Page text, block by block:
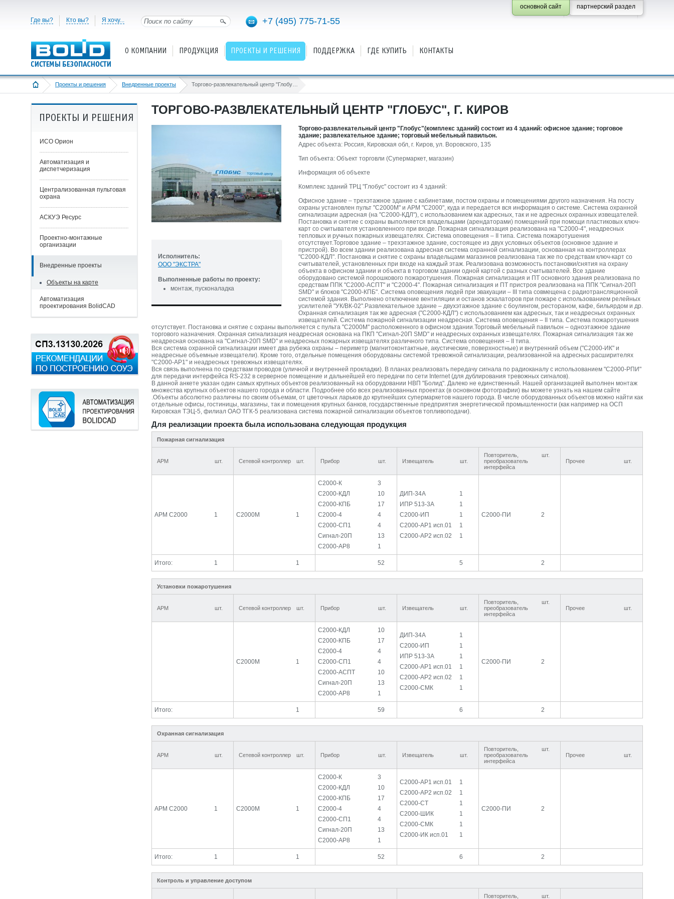
Где вы? Кто вы? Я хочу... +7 (495) 775-71-55
партнерский раздел
основной сайт
О КОМПАНИИ ПРОДУКЦИЯ ПРОЕКТЫ И РЕШЕНИЯ ПОДДЕРЖКА ГДЕ КУПИТЬ КОНТАКТЫ
Проекты и решения Внедренные проекты
ПРОЕКТЫ И РЕШЕНИЯ
ИСО Орион
Автоматизация и
диспетчеризация
Централизованная пультовая
охрана
АСКУЭ Ресурс
Проектно-монтажные
организации
Внедренные проекты
Объекты на карте
Автоматизация
проектирования BolidCAD
ТОРГОВО-РАЗВЛЕКАТЕЛЬНЫЙ ЦЕНТР "ГЛОБУС", Г. КИРОВ
Исполнитель:
ООО "ЭКСТРА"
Выполненные работы по проекту:
монтаж, пусконаладка
Торгово-развлекательный центр "Глобус"(комплекс зданий) состоит из 4 зданий: офисное здание; торговое
здание; развлекательное здание; торговый мебельный павильон.
Адрес объекта: Россия, Кировская обл, г. Киров, ул. Воровского, 135
Тип объекта: Объект торговли (Супермаркет, магазин)
Информация об объекте
Комплекс зданий ТРЦ "Глобус" состоит из 4 зданий:
Офисное здание – трехэтажное здание с кабинетами, постом охраны и помещениями другого назначения. На посту
охраны установлен пульт "С2000М" и АРМ "С2000", куда и передается вся информация о системе. Система охранной
сигнализации адресная (на "С2000-КДЛ"), с использованием как адресных, так и не адресных охранных извещателей.
Постановка и снятие с охраны выполняется владельцами (арендаторами) помещений при помощи пластиковых ключ-
карт со считывателя установленного при входе. Пожарная сигнализация реализована на "С2000-4", неадресных
тепловых и ручных пожарных извещателях. Система оповещения – II типа. Система пожаротушения
отсутствует.Торговое здание – трехэтажное здание, состоящее из двух условных объектов (основное здание и
пристрой). Во всем здании реализована адресная система охранной сигнализации, основанная на контроллерах
"С2000-КДЛ". Постановка и снятие с охраны владельцами магазинов реализована так же по средствам ключ-карт со
считывателей, установленных при входе на каждый этаж. Реализована возможность постановки/снятия на охрану
объекта в офисном здании и объекта в торговом здании одной картой с разных считывателей. Все здание
оборудовано системой порошкового пожаротушения. Пожарная сигнализация и ПТ основного здания реализована по
средствам ППК "С2000-АСПТ" и "С2000-4". Пожарная сигнализация и ПТ пристроя реализована на ППК "Сигнал-20П
SMD" и блоков "С2000-КПБ". Система оповещения людей при эвакуации – III типа совмещена с радиотрансляционной
системой здания. Выполнено отключение вентиляции и останов эскалаторов при пожаре с использованием релейных
усилителей "УК/ВК-02".Развлекательное здание – двухэтажное здание с боулингом, рестораном, кафе, бильярдом и др.
Охранная сигнализация так же адресная ("С2000-КДЛ") с использованием как адресных, так и неадресных охранных
извещателей. Система пожарной сигнализации неадресная. Система оповещения – II типа. Система пожаротушения
отсутствует. Постановка и снятие с охраны выполняется с пульта "С2000М" расположенного в офисном здании.Торговый мебельный павильон – одноэтажное здание
торгового назначения. Охранная сигнализация неадресная основана на ПКП "Сигнал-20П SMD" и неадресных охранных извещателях. Пожарная сигнализация так же
неадресная основана на "Сигнал-20П SMD" и неадресных пожарных извещателях различного типа. Система оповещения – II типа.
Вся система охранной сигнализации имеет два рубежа охраны – периметр (магнитоконтактные, акустические, поверхностные) и внутренний объем ("С2000-ИК" и
неадресные объемные извещатели). Кроме того, отдельные помещения оборудованы системой тревожной сигнализации, реализованной на адресных расширителях
"С2000-АР1" и неадресных тревожных извещателях.
Вся связь выполнена по средствам проводов (уличной и внутренней прокладки). В планах реализовать передачу сигнала по радиоканалу с использованием "С2000-РПИ"
для передачи интерфейса RS-232 в серверное помещение и дальнейшей его передачи по сети Internet (для дублирования тревожных сигналов).
В данной анкете указан один самых крупных объектов реализованный на оборудовании НВП "Болид". Далеко не единственный. Нашей организацией выполнен монтаж
множества крупных объектов нашего города и области. Подробнее обо всех реализованных проектах (в основном фотографии) вы можете узнать на нашем сайте
.Объекты абсолютно различны по своим объемам, от цветочных ларьков до крупнейших супермаркетов нашего города. В числе оборудованных объектов можно найти как
отдельные офисы, гостиницы, магазины, так и помещения крупных банков, государственные предприятия энергетической промышленности (как например на ОСП
Кировская ТЭЦ-5, филиал ОАО ТГК-5 реализована система пожарной сигнализации объектов топливоподачи).
Для реализации проекта была использована следующая продукция
Пожарная сигнализация
АРМ шт. Сетевой контроллер шт. Прибор шт. Извещатель шт.
Повторитель,
преобразователь
интерфейса
шт.
Прочее
шт.
АРМ С2000 1 С2000М 1
С2000-К
3
С2000-КДЛ
10
С2000-КПБ
17
С2000-4
4
С2000-СП1
4
Сигнал-20П
13
С2000-АР8
1
ДИП-34А
1
ИПР 513-3А
1
С2000-ИП
1
С2000-АР1 исп.01
1
С2000-АР2 исп.02
1
С2000-ПИ 2
Итого: 1 1 52 5 2
Установки пожаротушения
АРМ шт. Сетевой контроллер шт. Прибор шт. Извещатель шт.
Повторитель,
преобразователь
интерфейса
шт.
Прочее
шт.
С2000М 1
С2000-КДЛ
10
С2000-КПБ
17
С2000-4
4
С2000-СП1
4
С2000-АСПТ
10
Сигнал-20П
13
С2000-АР8
1
ДИП-34А
1
С2000-ИП
1
ИПР 513-3А
1
С2000-АР1 исп.01
1
С2000-АР2 исп.02
1
С2000-СМК
1
С2000-ПИ 2
Итого: 1 59 6 2
Охранная сигнализация
АРМ шт. Сетевой контроллер шт. Прибор шт. Извещатель шт.
Повторитель,
преобразователь
интерфейса
шт.
Прочее
шт.
АРМ С2000 1 С2000М 1
С2000-К
3
С2000-КДЛ
10
С2000-КПБ
17
С2000-4
4
С2000-СП1
4
Сигнал-20П
13
С2000-АР8
1
С2000-АР1 исп.01
1
С2000-АР2 исп.02
1
С2000-СТ
1
С2000-ШИК
1
С2000-СМК
1
С2000-ИК исп.01
1
С2000-ПИ 2
Итого: 1 1 52 6 2
Контроль и управление доступом
Повторитель, шт.